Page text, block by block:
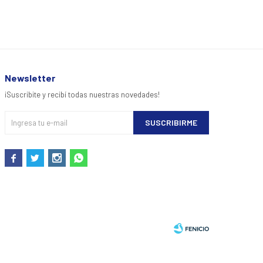
Newsletter
¡Suscribite y recibí todas nuestras novedades!
SUSCRIBIRME
   